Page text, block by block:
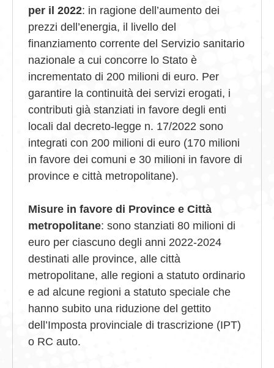
per il 2022: in ragione dell’aumento dei
prezzi dell’energia, il livello del
finanziamento corrente del Servizio sanitario
nazionale a cui concorre lo Stato è
incrementato di 200 milioni di euro. Per
garantire la continuità dei servizi erogati, i
contributi già stanziati in favore degli enti
locali dal decreto-legge n. 17/2022 sono
integrati con 200 milioni di euro (170 milioni
in favore dei comuni e 30 milioni in favore di
province e città metropolitane).
Misure in favore di Province e Città
metropolitane: sono stanziati 80 milioni di
euro per ciascuno degli anni 2022-2024
destinati alle province, alle città
metropolitane, alle regioni a statuto ordinario
e ad alcune regioni a statuto speciale che
hanno subito una riduzione del gettito
dell’Imposta provinciale di trascrizione (IPT)
o RC auto.